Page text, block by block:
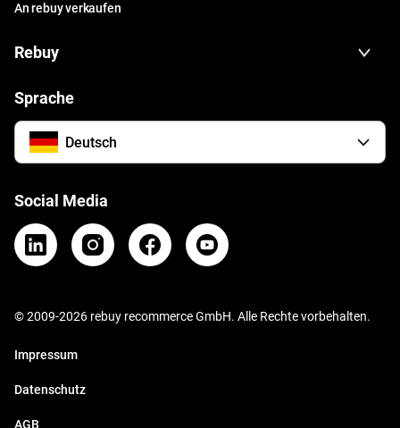
An rebuy verkaufen
Rebuy
Sprache
Deutsch
Social Media
© 2009-2026 rebuy recommerce GmbH. Alle Rechte vorbehalten.
Impressum
Datenschutz
AGB